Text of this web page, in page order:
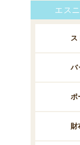
エス
ス
バ
ポ
財